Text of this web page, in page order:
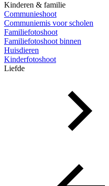
Kinderen & familie
Communieshoot
Communiemis voor scholen
Familiefotoshoot
Familiefotoshoot binnen
Huisdieren
Kinderfotoshoot
Liefde